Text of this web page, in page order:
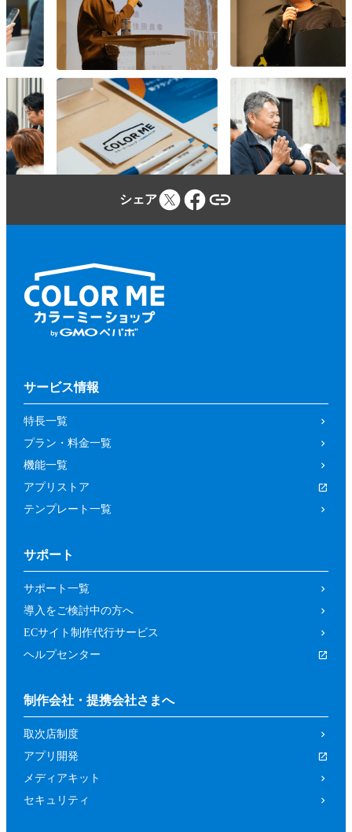
ウェブサイト上で定めます。
第３条（規約の履行）
参加者は、カラーミーショップ利用規約、
本規約、本イベントに関する当社のウェブ
サイトに定める事項及び本イベントの開催
場所・施設等の定める規程等（併せて、以
下「本規約等」といいます。）を遵守しな
ければならないものとします。
おそれがあると当社が判断した場合、当社
（当社が本イベントに関して業務を委託す
て、参加申込みの拒否、参加の取り消しを
いつでもできるものとします。
前項に基づく措置を行う場合、当社は、そ
の理由等を参加者に開示する義務を負わな
第２項に基づく、参加申込みの拒否、参加
の取り消しによって、参加者又は第三者が
被った損害等について、当社は一切の責任
を負わないものとします。
第４条（参加資格）
参加者は、当社所定の方法により申し込み
を行った方であって、本イベントの開催趣
方（法人、個人を問いません。）としま
す。
前項にもかかわらず、以下の各号に該当す
るおそれがあると当社が判断した場合は、
当社は承諾を取り消すことができるものと
暴力団、反政府組織その他の反社会的組
織であるか、若しくはそれらの構成員又
未成年者、成年被後見人、被保佐人又は
被補助人のいずれかであって、本規約に
シェア
サービス情報
特長一覧
プラン・料金一覧
機能一覧
アプリストア
テンプレート一覧
サポート
サポート一覧
導入をご検討中の方へ
ECサイト制作代行サービス
ヘルプセンター
制作会社・提携会社さまへ
取次店制度
アプリ開発
メディアキット
セキュリティ